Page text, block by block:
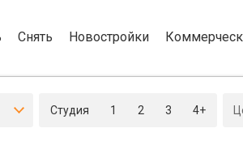
Снять Новостройки
Студия 1 2 3 4+